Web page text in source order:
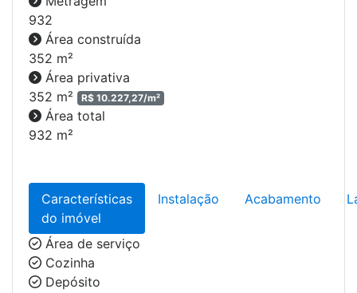
932
Área construída
352 m²
Área privativa
352 m²
R$ 10.227,27/m²
Área total
932 m²
Características
do imóvel
Instalação Acabamento
Área de serviço
Cozinha
Depósito